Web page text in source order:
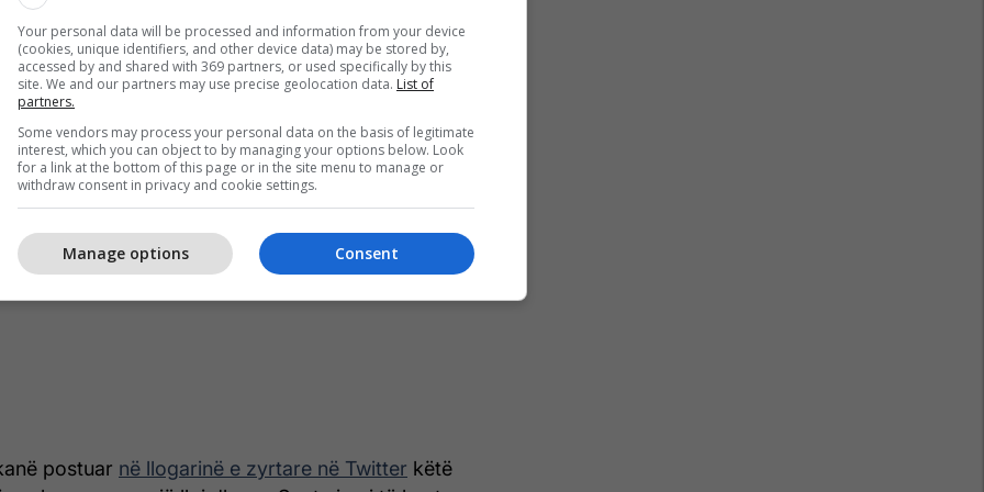
postuar në llogarinë e zyrtare në Twitter këtë
Your personal data will be processed and information from your device
(cookies, unique identifiers, and other device data) may be stored by,
accessed by and shared with 369 partners, or used specifically by this
site. We and our partners may use precise geolocation data. List of
partners.
Some vendors may process your personal data on the basis of legitimate
interest, which you can object to by managing your options below. Look
for a link at the bottom of this page or in the site menu to manage or
withdraw consent in privacy and cookie settings.
Consent
Manage options